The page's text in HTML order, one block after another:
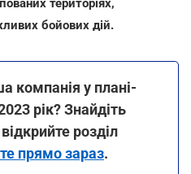
територіях,
бойових дій.
компанія у плані-
рік? Знайдіть
розділ
прямо зараз.